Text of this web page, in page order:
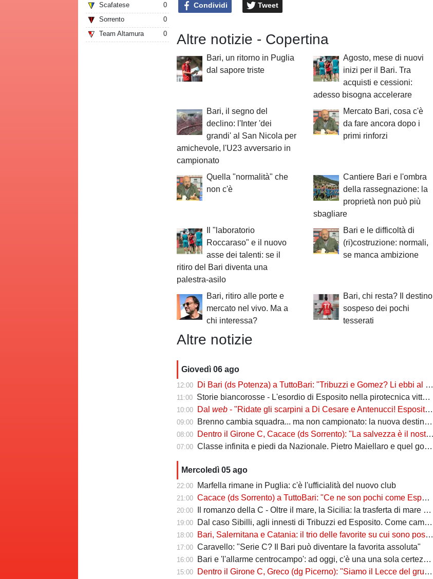
Scafatese
0
Sorrento
0
Team Altamura
0
Condividi Tweet
Altre notizie - Copertina
Bari, un ritorno in Puglia
dal sapore triste
Agosto, mese di nuovi
inizi per il Bari. Tra
acquisti e cessioni:
adesso bisogna accelerare
Bari, il segno del
declino: l'Inter 'dei
grandi' al San Nicola per
amichevole, l'U23 avversario in
campionato
Mercato Bari, cosa c'è
da fare ancora dopo i
primi rinforzi
Quella "normalità" che
non c'è
Cantiere Bari e l'ombra
della rassegnazione: la
proprietà non può più
sbagliare
Il "laboratorio
Roccaraso" e il nuovo
asse dei talenti: se il
ritiro del Bari diventa una
palestra-asilo
Bari e le difficoltà di
(ri)costruzione: normali,
se manca ambizione
Bari, ritiro alle porte e
mercato nel vivo. Ma a
chi interessa?
Bari, chi resta? Il destino
sospeso dei pochi
tesserati
Altre notizie
Giovedì 06 ago
12:00 Di Bari (ds Potenza) a TuttoBari: "Tribuzzi e Gomez? Li ebbi al Crotone. Lorenzo può fare più ruoli, Guido è una certezza"
11:00 Storie biancorosse - L'esordio di Esposito nella pirotecnica vittoria contro la Spal di De Rossi e Nainggolan
10:00 Dalweb - "Ridate gli scarpini a Di Cesare e Antenucci! Esposito? Forte, ma valorizziamo sempre giocatori del Napoli"
09:00 Brenno cambia squadra... ma non campionato: la nuova destinazione dell'ex Bari
08:00 Dentro il Girone C, Cacace (ds Sorrento): "La salvezza è il nostro scudetto, torniamo a casa dopo gennaio. Ecco la nostra forza"
07:00 Classe infinita e piedi da Nazionale. Pietro Maiellaro e quel gol da quaranta metri...
Mercoledì 05 ago
22:00 Marfella rimane in Puglia: c'è l'ufficialità del nuovo club
21:00 Cacace (ds Sorrento) a TuttoBari: "Ce ne son pochi come Esposito: ve lo presento. D'Ursi? Solo interesse"
20:00 Il romanzo della C - Oltre il mare, la Sicilia: la trasferta di mare e di vento
19:00 Dal caso Sibilli, agli innesti di Tribuzzi ed Esposito. Come cambia l’attacco
18:00 Bari, Salernitana e Catania: il trio delle favorite su cui sono poste le aspettative e gli obiettivi promozione
17:00 Caravello: "Serie C? Il Bari può diventare la favorita assoluta"
16:00 Bari e 'l'allarme centrocampo': ad oggi, c'è una una sola certezza (e mezza) nel reparto
15:00 Dentro il Girone C, Greco (dg Picerno): "Siamo il Lecce del gruppo, tra giovani e sostenibilità. Che impresa l'anno scorso!"